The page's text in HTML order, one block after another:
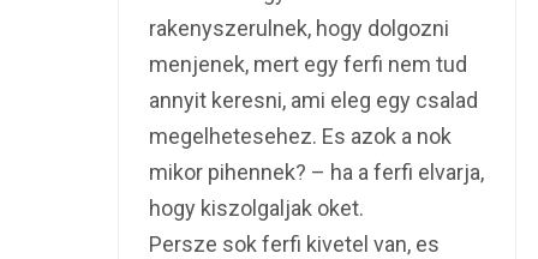
rakenyszerulnek, hogy dolgozni
menjenek, mert egy ferfi nem tud
annyit keresni, ami eleg egy csalad
megelhetesehez. Es azok a nok
mikor pihennek? – ha a ferfi elvarja,
hogy kiszolgaljak oket.
Persze sok ferfi kivetel van, es